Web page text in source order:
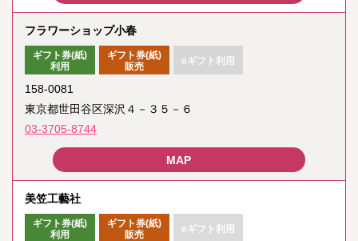
フラワーショップ小春
ギフト券(紙)
利用
ギフト券(紙)
販売
eギフト利用
158-0081
東京都世田谷区深沢４－３５－６
03-3705-8744
美笠工藝社
ギフト券(紙)
利用
ギフト券(紙)
販売
eギフト利用